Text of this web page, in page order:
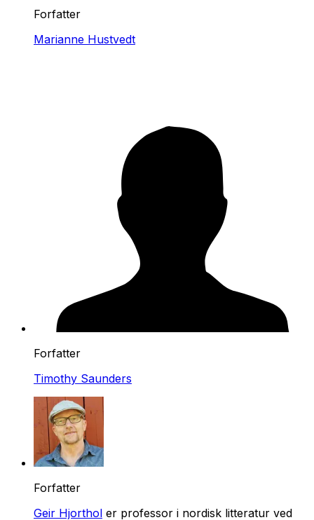
Forfatter
Marianne Hustvedt
Forfatter
Timothy Saunders
Forfatter
Geir Hjorthol er professor i nordisk litteratur ved